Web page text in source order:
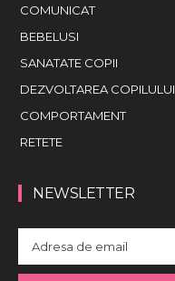
COMUNICAT
BEBELUSI
SANATATE COPII
DEZVOLTAREA COPILULUI
COMPORTAMENT
RETETE
NEWSLETTER